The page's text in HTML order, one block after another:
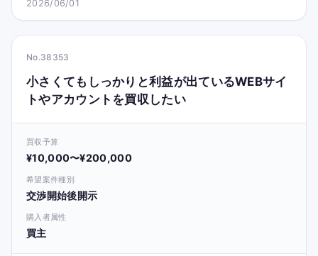
2026/06/01
No.38353
小さくてもしっかりと利益が出ているWEBサイ
トやアカウントを買収したい
買収予算
¥10,000〜¥200,000
希望案件種別
交渉開始後開示
購入者属性
買主